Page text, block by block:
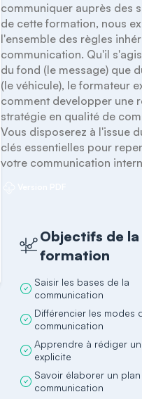
communiquer auprès des
de cette formation, nous
l'ensemble des règles
communication. Qu'il
du fond (le message) que
(le véhicule), le formateur
comment developper une
stratégie en qualité de
Vous disposerez à l'issue
clés essentielles pour
votre communication
Objectifs de la
formation
Saisir les bases de la
communication
Différencier les modes
communication
Apprendre à rédiger
explicite
Savoir élaborer un
communication